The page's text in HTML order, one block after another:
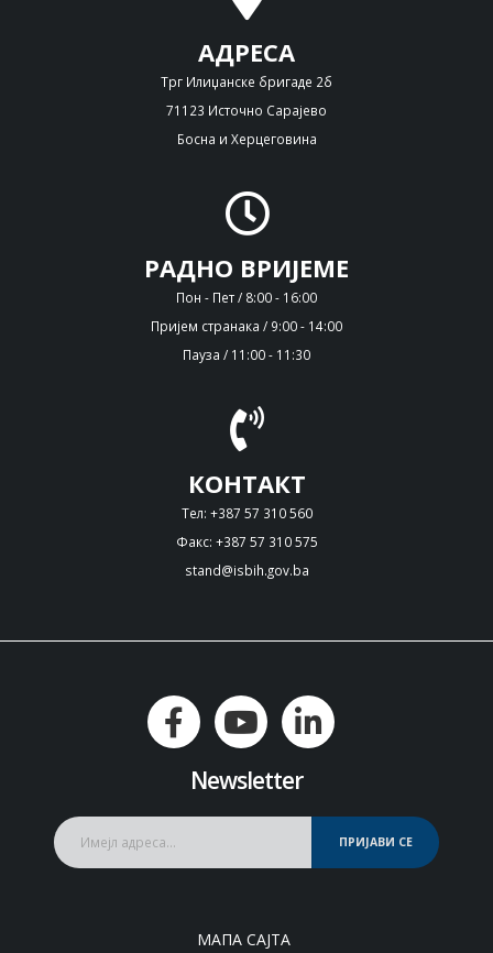
АДРЕСА
Трг Илиџанске бригаде 2б
71123 Источно Сарајево
Босна и Херцеговина
РАДНО ВРИЈЕМЕ
Пон - Пет / 8:00 - 16:00
Пријем странака / 9:00 - 14:00
Пауза / 11:00 - 11:30
КОНТАКТ
Тел: +387 57 310 560
Факс: +387 57 310 575
stand@isbih.gov.ba
Newsletter
ПРИЈАВИ СЕ
МАПА САЈТА